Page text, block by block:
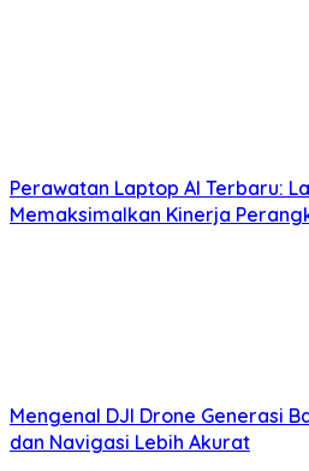
Perawatan Laptop AI Terbaru:
Memaksimalkan Kinerja
Mengenal DJI Drone Generasi
dan Navigasi Lebih Akurat